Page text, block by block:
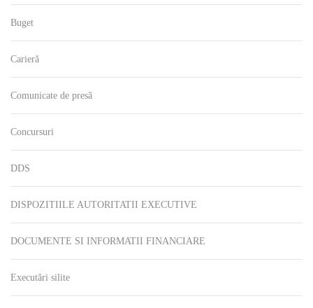
Buget
Carieră
Comunicate de presă
Concursuri
DDS
DISPOZITIILE AUTORITATII EXECUTIVE
DOCUMENTE SI INFORMATII FINANCIARE
Executări silite